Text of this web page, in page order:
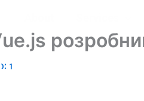
Vue.js